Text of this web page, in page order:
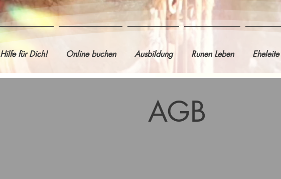
Hilfe für Dich! Online buchen Ausbildung Runen Leben Eheleite
AGB